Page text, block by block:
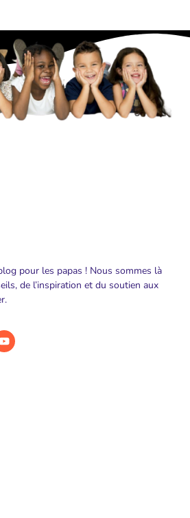
pour les papas ! Nous sommes là
de l’inspiration et du soutien aux